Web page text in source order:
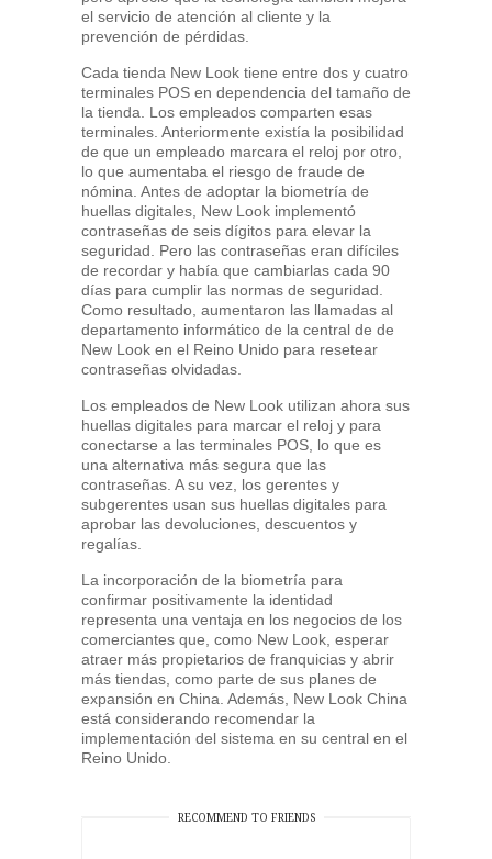
el servicio de atención al cliente y la
prevención de pérdidas.
Cada tienda New Look tiene entre dos y cuatro
terminales POS en dependencia del tamaño de
la tienda. Los empleados comparten esas
terminales. Anteriormente existía la posibilidad
de que un empleado marcara el reloj por otro,
lo que aumentaba el riesgo de fraude de
nómina. Antes de adoptar la biometría de
huellas digitales, New Look implementó
contraseñas de seis dígitos para elevar la
seguridad. Pero las contraseñas eran difíciles
de recordar y había que cambiarlas cada 90
días para cumplir las normas de seguridad.
Como resultado, aumentaron las llamadas al
departamento informático de la central de de
New Look en el Reino Unido para resetear
contraseñas olvidadas.
Los empleados de New Look utilizan ahora sus
huellas digitales para marcar el reloj y para
conectarse a las terminales POS, lo que es
una alternativa más segura que las
contraseñas. A su vez, los gerentes y
subgerentes usan sus huellas digitales para
aprobar las devoluciones, descuentos y
regalías.
La incorporación de la biometría para
confirmar positivamente la identidad
representa una ventaja en los negocios de los
comerciantes que, como New Look, esperar
atraer más propietarios de franquicias y abrir
más tiendas, como parte de sus planes de
expansión en China. Además, New Look China
está considerando recomendar la
implementación del sistema en su central en el
Reino Unido.
RECOMMEND TO FRIENDS